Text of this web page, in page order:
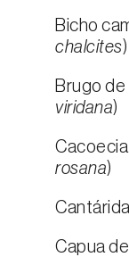
Bicho
chalcites)
Brugo de
viridana)
rosana)
Capua